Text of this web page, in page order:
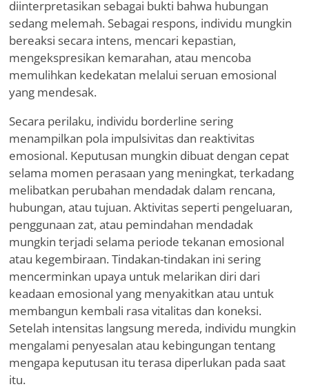
diinterpretasikan sebagai bukti bahwa hubungan
sedang melemah. Sebagai respons, individu mungkin
bereaksi secara intens, mencari kepastian,
mengekspresikan kemarahan, atau mencoba
memulihkan kedekatan melalui seruan emosional
yang mendesak.
Secara perilaku, individu borderline sering
menampilkan pola impulsivitas dan reaktivitas
emosional. Keputusan mungkin dibuat dengan cepat
selama momen perasaan yang meningkat, terkadang
melibatkan perubahan mendadak dalam rencana,
hubungan, atau tujuan. Aktivitas seperti pengeluaran,
penggunaan zat, atau pemindahan mendadak
mungkin terjadi selama periode tekanan emosional
atau kegembiraan. Tindakan-tindakan ini sering
mencerminkan upaya untuk melarikan diri dari
keadaan emosional yang menyakitkan atau untuk
membangun kembali rasa vitalitas dan koneksi.
Setelah intensitas langsung mereda, individu mungkin
mengalami penyesalan atau kebingungan tentang
mengapa keputusan itu terasa diperlukan pada saat
itu.